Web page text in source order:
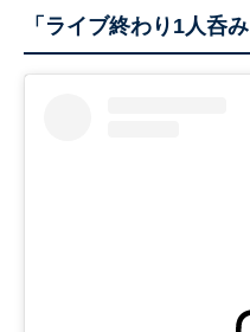
「ライブ終わり1人呑